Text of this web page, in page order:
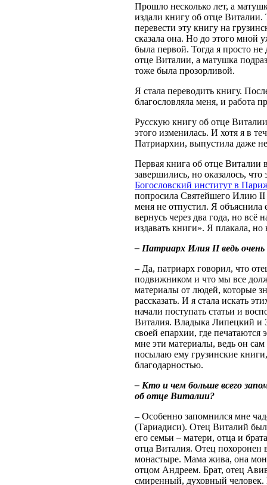
Прошло несколько лет, а
издали книгу об отце Виталии.
перевести эту книгу на
сказала она. Но до этого мной
была первой. Тогда я просто не
отце Виталии, а матушка
тоже была прозорливой.
Я стала переводить книгу.
благословляла меня, и работа
Русскую книгу об отце
этого изменилась. И хотя я в
Патриархии, выпустила даже
Первая книга об отце Виталии
завершились, но оказалось,
Богословский институт в
попросила Святейшего Илию II
меня не отпустил. Я объяснила
вернусь через два года, но
издавать книги». Я плакала, но
– Патриарх Илия II ведь
– Да, патриарх говорил, что
подвижником и что мы все
материалы от людей, которые
рассказать. И я стала искать
начали поступать статьи и
Виталия. Владыка Липецкий и
своей епархии, где
мне эти материалы, ведь он
посылаю ему грузинские
благодарностью.
– Кто и чем больше всего
об отце Виталии?
– Особенно запомнился мне
(Тариадиси). Отец Виталий был
его семьи – матери, отца и
отца Виталия. Отец
монастыре. Мама жива, она
отцом Андреем. Брат, отец
смиренный, духовный человек.